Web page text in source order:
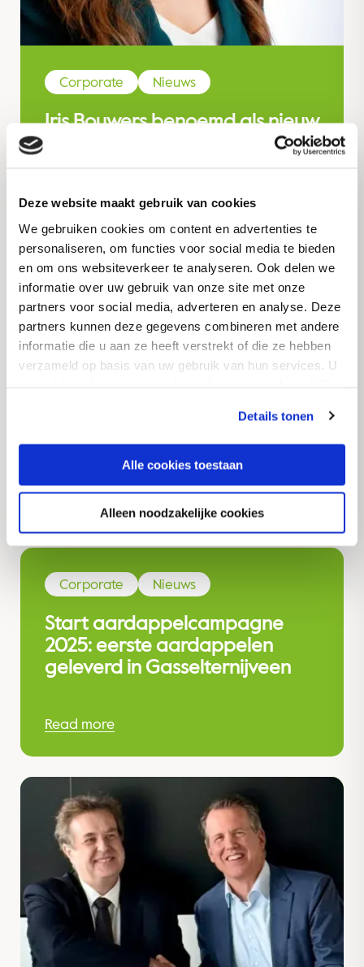
Deze website maakt gebruik van cookies
We gebruiken cookies om content en advertenties te
personaliseren, om functies voor social media te bieden
en om ons websiteverkeer te analyseren. Ook delen we
informatie over uw gebruik van onze site met onze
partners voor social media, adverteren en analyse. Deze
partners kunnen deze gegevens combineren met andere
informatie die u aan ze heeft verstrekt of die ze hebben
verzameld op basis van uw gebruik van hun services. U
Details tonen
Alle cookies toestaan
Alleen noodzakelijke cookies
Corporate Nieuws
Iris Bouwers benoemd als nieuw
lid raad van commissarissen
Read more
Corporate Nieuws
Royal Avebe presenteert
geïntegreerd jaarverslag
aardappelmarkt
Read more
Corporate Nieuws
Start aardappelcampagne
2025: eerste aardappelen
geleverd in Gasselternijveen
Read more